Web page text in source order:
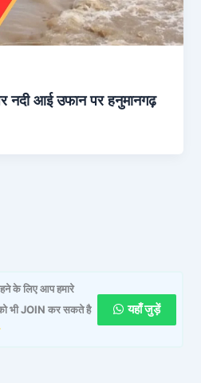
नदी आई उफान पर हनुमानगढ़
के लिए आप हमारे
भी JOIN कर सकते है
यहाँ जुड़ें